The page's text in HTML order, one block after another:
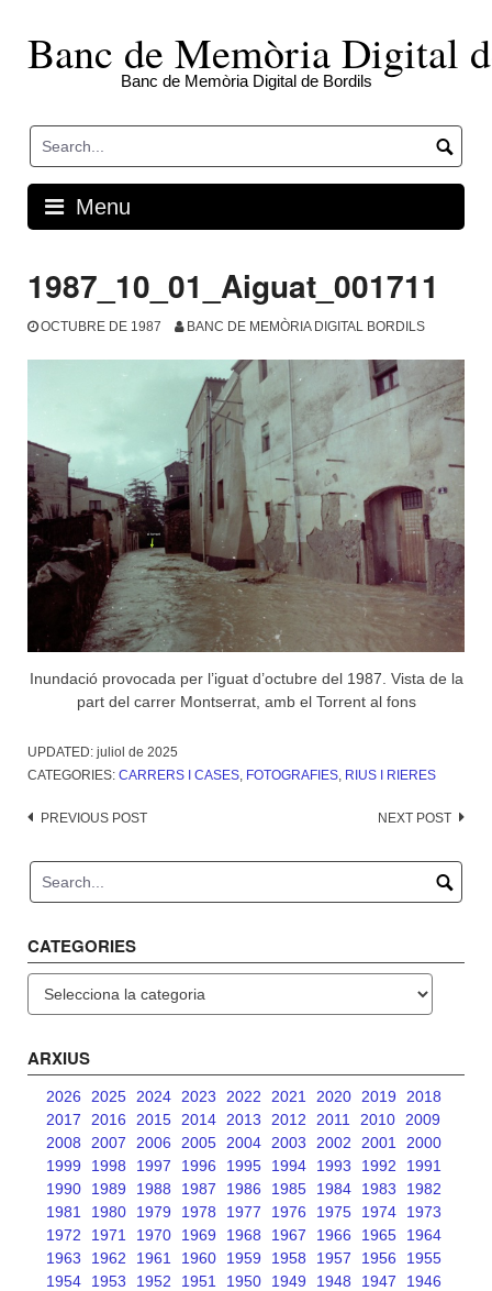
contentBanc de Memòria Digital
Banc de Memòria Digital de Bordils
Menu
1987_10_01_Aiguat_001711
OCTUBRE DE 1987 BANC DE MEMÒRIA DIGITAL BORDILS
Inundació provocada per l’iguat d’octubre del 1987. Vista de la
part del carrer Montserrat, amb el Torrent al fons
UPDATED: juliol de 2025
CATEGORIES: CARRERS I CASES, FOTOGRAFIES, RIUS I RIERES
Post
PREVIOUS POST NEXT POST
CATEGORIES
ARXIUS
2026 2025 2024 2023 2022 2021 2020 2019
2018
2017
2016 2015 2014 2013 2012 2011 2010
2009
2008
2007 2006 2005 2004 2003 2002 2001
2000
1999
1998 1997 1996 1995 1994 1993 1992
1991
1990
1989 1988 1987 1986 1985 1984 1983
1982
1981
1980 1979 1978 1977 1976 1975 1974
1973
1972
1971 1970 1969 1968 1967 1966 1965
1964
1963
1962 1961 1960 1959 1958 1957 1956
1955
1954
1953 1952 1951 1950 1949 1948 1947
1946